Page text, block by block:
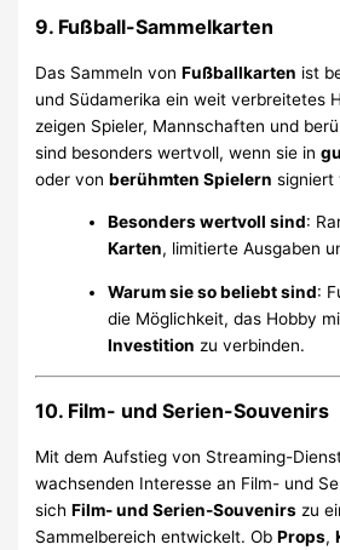
9. Fußball-Sammelkarten
Das Sammeln vonFußballkarten ist
und Südamerika ein weit verbreitetes
zeigen Spieler, Mannschaften und
sind besonders wertvoll, wenn sie in
oder vonberühmten Spielern signiert
Besonders wertvoll sind:
Karten, limitierte Ausgaben
Warum sie so beliebt sind:
die Möglichkeit, das Hobby
Investition zu verbinden.
10. Film- und Serien-Souvenirs
Mit dem Aufstieg von Streaming-
wachsenden Interesse an Film- und
sichFilm- und Serien-Souvenirs zu
Sammelbereich entwickelt. ObProps,